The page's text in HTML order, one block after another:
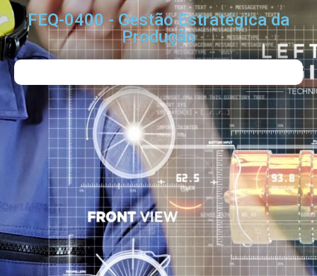
FEQ-0400 - Gestão Estratégica da
Produção